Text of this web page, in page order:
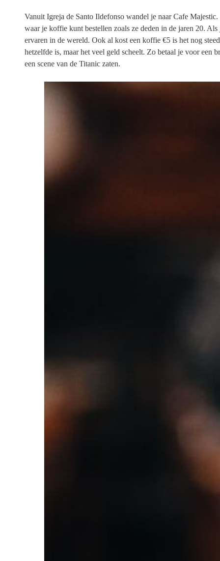
Vanuit Igreja de Santo Ildefonso wandel je naar Cafe
waar je koffie kunt bestellen zoals ze deden in de jaren 20.
ervaren in de wereld. Ook al kost een koffie €5 is het nog
hetzelfde is, maar het veel geld scheelt. Zo betaal je voor
een scene van de Titanic zaten.